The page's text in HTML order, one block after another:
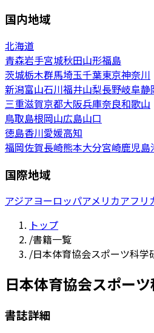
国内地域
北海道
青森岩手宮城秋田山形福島
茨城栃木群馬埼玉千葉東京神奈川
新潟富山石川福井山梨長野岐阜静
三重滋賀京都大阪兵庫奈良和歌山
鳥取島根岡山広島山口
徳島香川愛媛高知
福岡佐賀長崎熊本大分宮崎鹿児島
国際地域
アジアヨーロッパアメリカアフリ
トップ
/書籍一覧
/日本体育協会スポーツ科学
日本体育協会スポー
書誌詳細